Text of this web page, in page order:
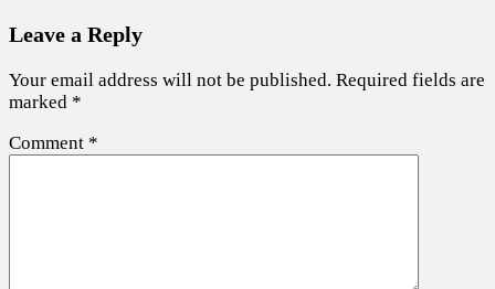
Leave a Reply
Your email address will not be published. Required fields are
marked *
Comment *